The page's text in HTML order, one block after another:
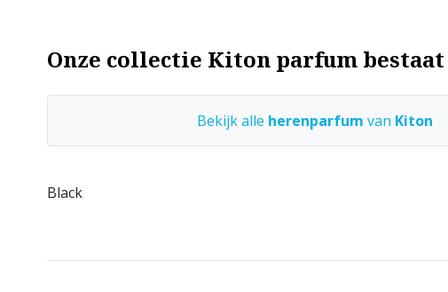
Onze collectie Kiton parfum
Bekijk alle herenparfum van Kiton
Black